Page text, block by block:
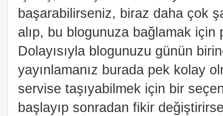
başarabilirseniz, biraz daha çok
alıp, bu blogunuza bağlamak için
Dolayısıyla blogunuzu günün
yayınlamanız burada pek kolay
servise taşıyabilmek için bir
başlayıp sonradan fikir